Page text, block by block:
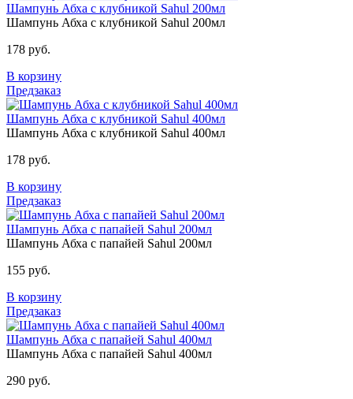
Шампунь Абха с клубникой Sahul 200мл
Шампунь Абха с клубникой Sahul 200мл
178 руб.
В корзину
Предзаказ
Шампунь Абха с клубникой Sahul 400мл
Шампунь Абха с клубникой Sahul 400мл
178 руб.
В корзину
Предзаказ
Шампунь Абха с папайей Sahul 200мл
Шампунь Абха с папайей Sahul 200мл
155 руб.
В корзину
Предзаказ
Шампунь Абха с папайей Sahul 400мл
Шампунь Абха с папайей Sahul 400мл
290 руб.